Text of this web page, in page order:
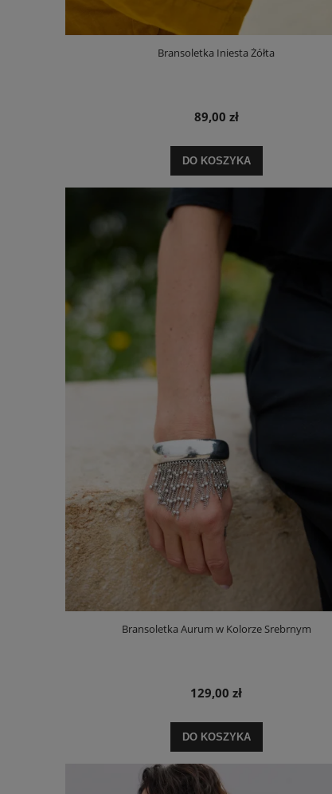
Bransoletka Iniesta Żółta
89,00 zł
DO KOSZYKA
Bransoletka Aurum w Kolorze Srebrnym
129,00 zł
DO KOSZYKA